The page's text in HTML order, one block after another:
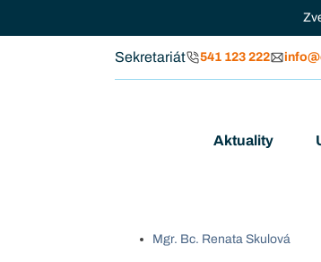
Sekretariát 541 123 222
Aktuality
Mgr. Bc. Renata Skulová